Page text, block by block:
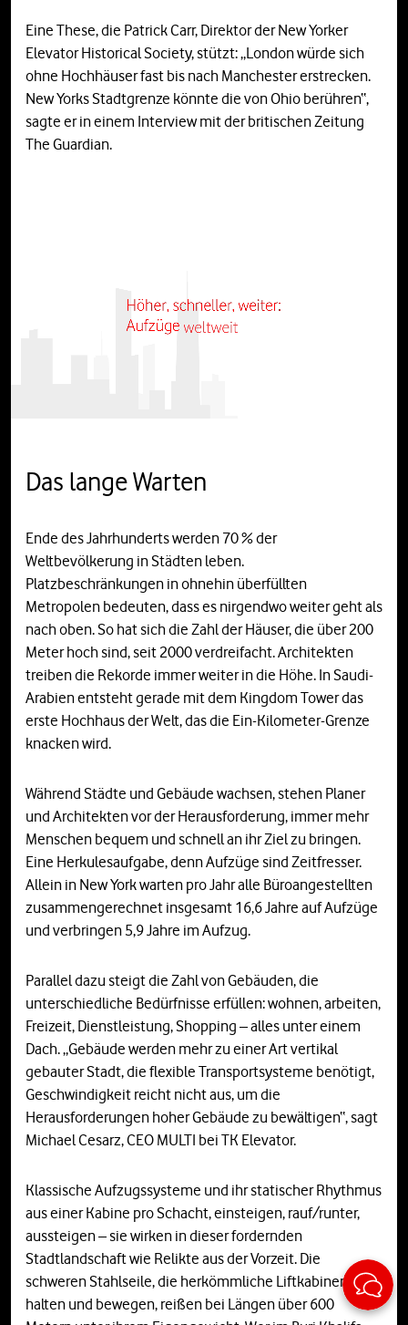
Eine These, die Patrick Carr, Direktor der New Yorker
Elevator Historical Society, stützt: „London würde sich
ohne Hochhäuser fast bis nach Manchester erstrecken.
New Yorks Stadtgrenze könnte die von Ohio berühren“,
sagte er in einem Interview mit der britischen Zeitung
The Guardian.
Das lange Warten
Ende des Jahrhunderts werden 70 % der
Weltbevölkerung in Städten leben.
Platzbeschränkungen in ohnehin überfüllten
Metropolen bedeuten, dass es nirgendwo weiter geht als
nach oben. So hat sich die Zahl der Häuser, die über 200
Meter hoch sind, seit 2000 verdreifacht. Architekten
treiben die Rekorde immer weiter in die Höhe. In Saudi-
Arabien entsteht gerade mit dem Kingdom Tower das
erste Hochhaus der Welt, das die Ein-Kilometer-Grenze
knacken wird.
Während Städte und Gebäude wachsen, stehen Planer
und Architekten vor der Herausforderung, immer mehr
Menschen bequem und schnell an ihr Ziel zu bringen.
Eine Herkulesaufgabe, denn Aufzüge sind Zeitfresser.
Allein in New York warten pro Jahr alle Büroangestellten
zusammengerechnet insgesamt 16,6 Jahre auf Aufzüge
und verbringen 5,9 Jahre im Aufzug.
Parallel dazu steigt die Zahl von Gebäuden, die
unterschiedliche Bedürfnisse erfüllen: wohnen, arbeiten,
Freizeit, Dienstleistung, Shopping – alles unter einem
Dach. „Gebäude werden mehr zu einer Art vertikal
gebauter Stadt, die flexible Transportsysteme benötigt,
Geschwindigkeit reicht nicht aus, um die
Herausforderungen hoher Gebäude zu bewältigen“, sagt
Michael Cesarz, CEO MULTI bei TK Elevator.
Klassische Aufzugssysteme und ihr statischer Rhythmus
aus einer Kabine pro Schacht, einsteigen, rauf/runter,
aussteigen – sie wirken in dieser fordernden
Stadtlandschaft wie Relikte aus der Vorzeit. Die
schweren Stahlseile, die herkömmliche Liftkabinen
halten und bewegen, reißen bei Längen über 600
Sticky